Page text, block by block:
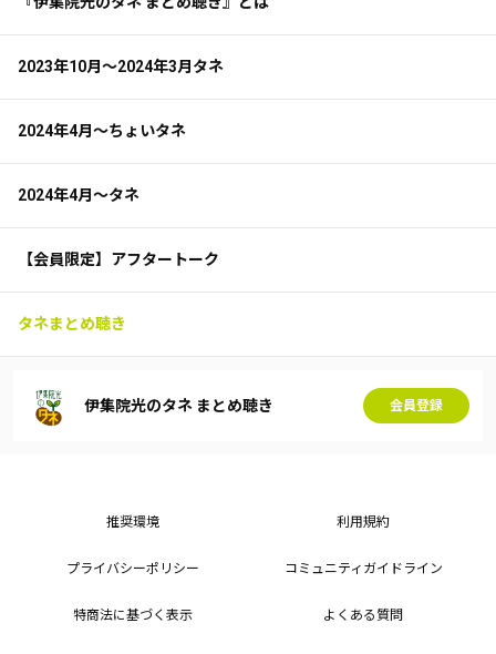
2023年10月～2024年3月タネ
2024年4月～ちょいタネ
2024年4月～タネ
【会員限定】アフタートーク
タネまとめ聴き
伊集院光のタネ まとめ聴き 会員登録
推奨環境 利用規約
プライバシーポリシー コミュニティガイドライン
特商法に基づく表示 よくある質問